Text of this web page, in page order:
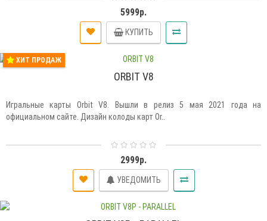
5999р.
КУПИТЬ
ХИТ ПРОДАЖ
ORBIT V8
Игральные карты Orbit V8. Вышли в релиз 5 мая 2021 года на
официальном сайте. Дизайн колоды карт Or..
2999р.
УВЕДОМИТЬ